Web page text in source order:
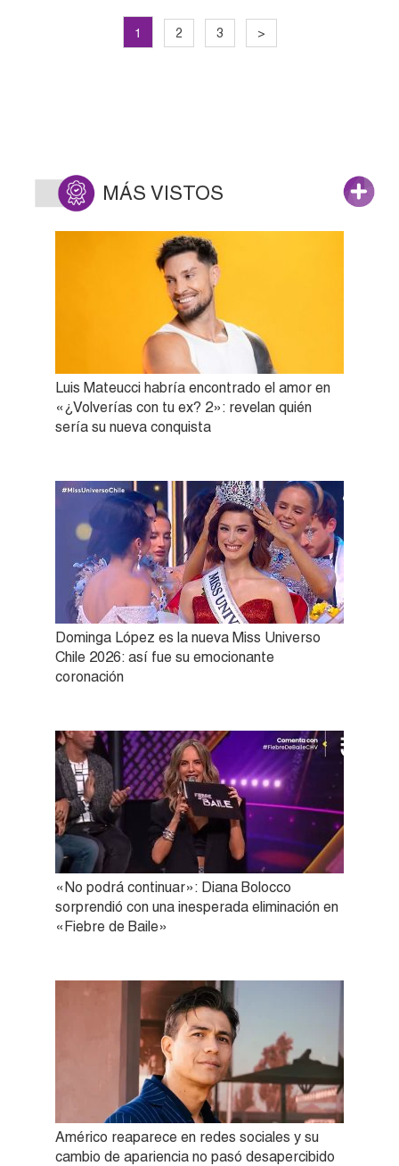
1 2 3 >
MÁS VISTOS
Luis Mateucci habría encontrado el amor en
«¿Volverías con tu ex? 2»: revelan quién
sería su nueva conquista
Dominga López es la nueva Miss Universo
Chile 2026: así fue su emocionante
coronación
«No podrá continuar»: Diana Bolocco
sorprendió con una inesperada eliminación en
«Fiebre de Baile»
Américo reaparece en redes sociales y su
cambio de apariencia no pasó desapercibido